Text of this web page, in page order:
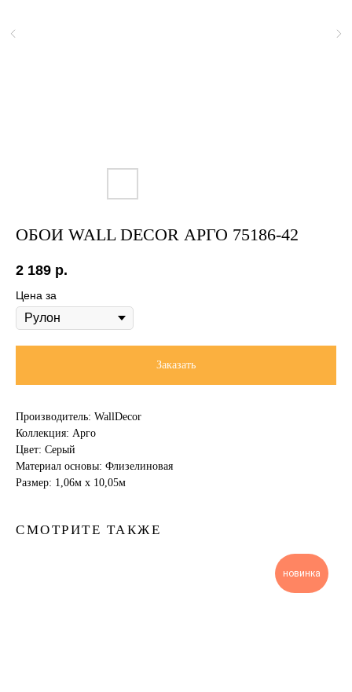
ОБОИ WALL DECOR АРГО 75186-42
2 189 р.
Цена за
Заказать
Производитель: WallDecor
Коллекция: Арго
Цвет: Серый
Материал основы: Флизелиновая
Размер: 1,06м х 10,05м
СМОТРИТЕ ТАКЖЕ
новинка